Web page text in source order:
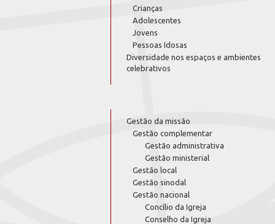
Crianças
Adolescentes
Jovens
Pessoas Idosas
Diversidade nos espaços e ambientes
celebrativos
Gestão da missão
Gestão complementar
Gestão administrativa
Gestão ministerial
Gestão local
Gestão sinodal
Gestão nacional
Concílio da Igreja
Conselho da Igreja